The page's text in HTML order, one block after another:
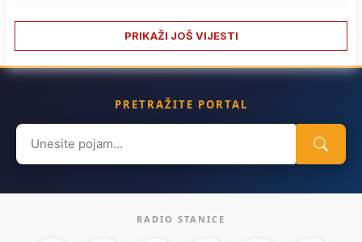
PRIKAŽI JOŠ VIJESTI
PRETRAŽITE PORTAL
Search
for:
RADIO STANICE